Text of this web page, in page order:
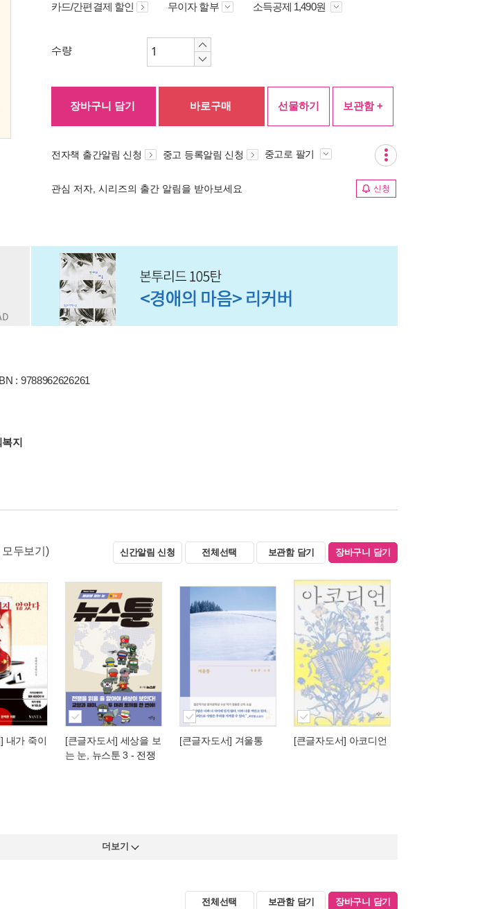
카드/간편결제 할인 무이자 할부 소득공제 1,490원
수량
장바구니 담기 바로구매 선물하기 보관함 +
전자책 출간알림 신청 중고 등록알림 신청 중고로 팔기
관심 저자, 시리즈의 출간 알림을 받아보세요 신청
: 9788962626261
지
모두보기) 신간알림 신청 전체선택 보관함 담기 장바구니 담기
내가 죽이
[큰글자도서] 세상을 보
는 눈, 뉴스툰 3 - 전쟁
[큰글자도서] 겨울통 [큰글자도서] 아코디언
더보기
전체선택 보관함 담기 장바구니 담기